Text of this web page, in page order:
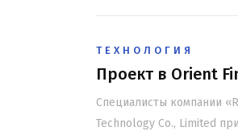
ТЕХНОЛОГИЯ
Проект в Orient
Специалисты компании
Technology Co., Limited